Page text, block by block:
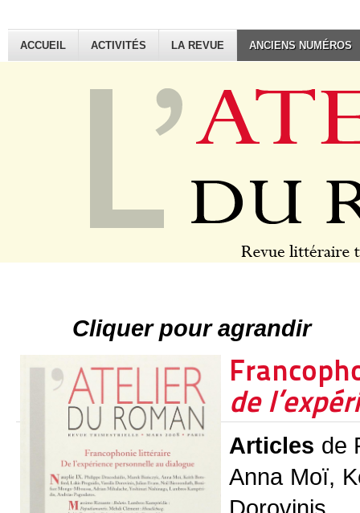
ACCUEIL ACTIVITÉS LA REVUE ANCIENS NUMÉROS
Cliquer pour agrandir
de
Articles de
Anna Moï,